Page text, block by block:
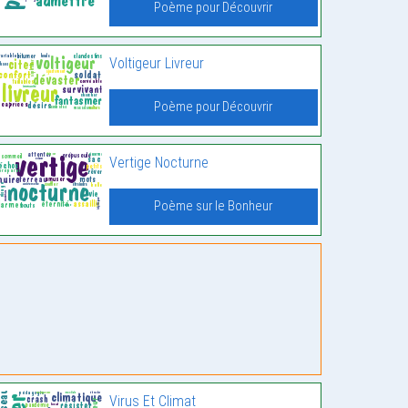
Poème pour Découvrir
Voltigeur Livreur
Poème pour Découvrir
Vertige Nocturne
Poème sur le Bonheur
Virus Et Climat